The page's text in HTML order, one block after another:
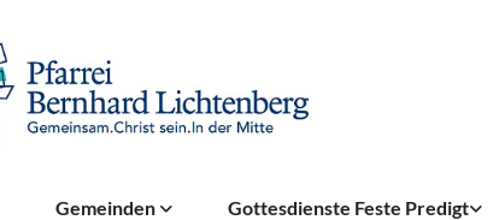
Gemeinden Gottesdienste Feste Predigt